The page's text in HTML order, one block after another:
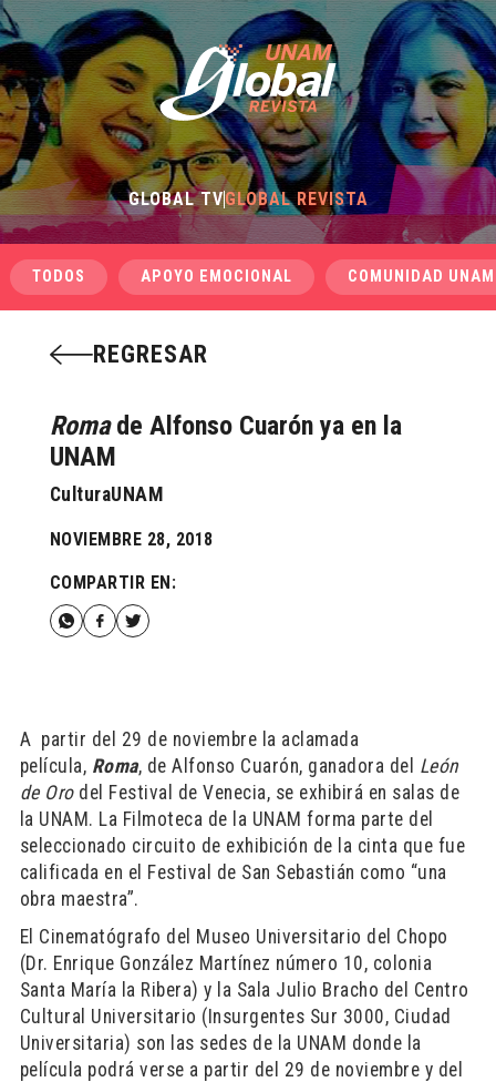
GLOBAL TVGLOBAL REVISTA
TODOS APOYO EMOCIONAL COMUNIDAD UNAM
REGRESAR
Romade Alfonso Cuarón ya en la
UNAM
CulturaUNAM
NOVIEMBRE 28, 2018
COMPARTIR EN:
A partir del 29 de noviembre la aclamada
película, Roma, de Alfonso Cuarón, ganadora del León
de Orodel Festival de Venecia, se exhibirá en salas de
la UNAM. La Filmoteca de la UNAM forma parte del
seleccionado circuito de exhibición de la cinta que fue
calificada en el Festival de San Sebastián como “una
obra maestra”.
El Cinematógrafo del Museo Universitario del Chopo
(Dr. Enrique González Martínez número 10, colonia
Santa María la Ribera) y la Sala Julio Bracho del Centro
Cultural Universitario (Insurgentes Sur 3000, Ciudad
Universitaria) son las sedes de la UNAM donde la
película podrá verse a partir del 29 de noviembre y del